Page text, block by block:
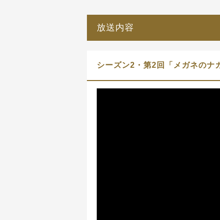
放送内容
シーズン2・第2回「メガネのナ